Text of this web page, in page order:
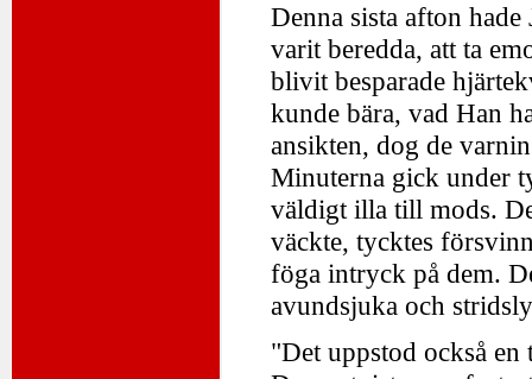
Denna sista afton
varit beredda, att ta
blivit besparade
kunde bära, vad Han
ansikten, dog de
Minuterna gick under
väldigt illa till mods.
väckte, tycktes
föga intryck på dem.
avundsjuka och
"Det uppstod också